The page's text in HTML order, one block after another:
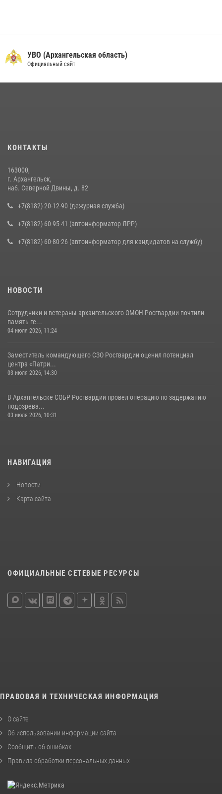
УВО (Архангельская область)
Официальный сайт
КОНТАКТЫ
163000,
г. Архангельск,
наб. Северной Двины, д. 82
+7(8182) 20-12-90 (дежурная служба)
+7(8182) 60-95-41 (автоинформатор ЛРР)
+7(8182) 60-80-26 (автоинформатор для кандидатов на службу)
НОВОСТИ
Сотрудники и ветераны архангельского ОМОН Росгвардии почтили
память ге...
04 июля 2026, 11:24
Заместитель командующего СЗО Росгвардии оценил потенциал
центра «Патри...
03 июля 2026, 14:30
В Архангельске СОБР Росгвардии провел операцию по задержанию
подозрева...
03 июля 2026, 10:31
НАВИГАЦИЯ
Новости
Карта сайта
ОФИЦИАЛЬНЫЕ СЕТЕВЫЕ РЕСУРСЫ
ПРАВОВАЯ И ТЕХНИЧЕСКАЯ ИНФОРМАЦИЯ
О сайте
Об использовании информации сайта
Сообщить об ошибках
Правила обработки персональных данных